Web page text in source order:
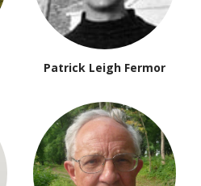
Patrick Leigh Fermor